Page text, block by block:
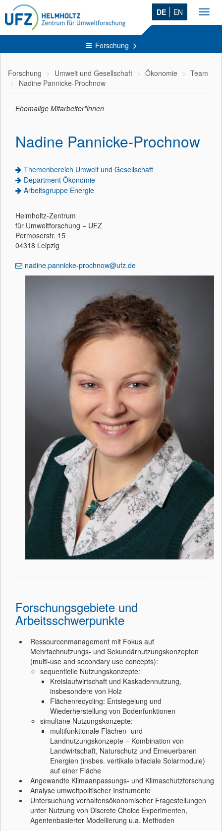
DE EN
Forschung
Forschung Umwelt und Gesellschaft Ökonomie
Team
Nadine Pannicke-Prochnow
Ehemalige Mitarbeiter*innen
Nadine Pannicke-Prochnow
Themenbereich Umwelt und Gesellschaft
Department Ökonomie
Arbeitsgruppe Energie
Helmholtz-Zentrum
für Umweltforschung − UFZ
Permoserstr. 15
04318 Leipzig
nadine.pannicke-prochnow@ufz.de
Forschungsgebiete und
Arbeitsschwerpunkte
Ressourcenmanagement mit Fokus auf
Mehrfachnutzungs- und Sekundärnutzungskonzepten
(multi-use and secondary use concepts):
sequentielle Nutzungskonzepte:
Kreislaufwirtschaft und Kaskadennutzung,
insbesondere von Holz
Flächenrecycling: Entsiegelung und
Wiederherstellung von Bodenfunktionen
simultane Nutzungskonzepte:
multifunktionale Flächen- und
Landnutzungskonzepte − Kombination von
Landwirtschaft, Naturschutz und Erneuerbaren
Energien (insbes. vertikale bifaciale Solarmodule)
auf einer Fläche
Angewandte Klimaanpassungs- und Klimaschutzforschung
Analyse umweltpolitischer Instrumente
Untersuchung verhaltensökonomischer Fragestellungen
unter Nutzung von Discrete Choice Experimenten,
Agentenbasierter Modellierung u.a. Methoden